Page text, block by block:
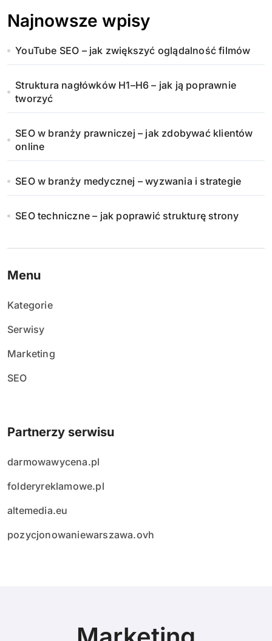
Najnowsze wpisy
YouTube SEO – jak zwiększyć oglądalność filmów
Struktura nagłówków H1–H6 – jak ją poprawnie
tworzyć
SEO w branży prawniczej – jak zdobywać klientów
online
SEO w branży medycznej – wyzwania i strategie
SEO techniczne – jak poprawić strukturę strony
Menu
Kategorie
Serwisy
Marketing
SEO
Partnerzy serwisu
darmowawycena.pl
folderyreklamowe.pl
altemedia.eu
pozycjonowaniewarszawa.ovh